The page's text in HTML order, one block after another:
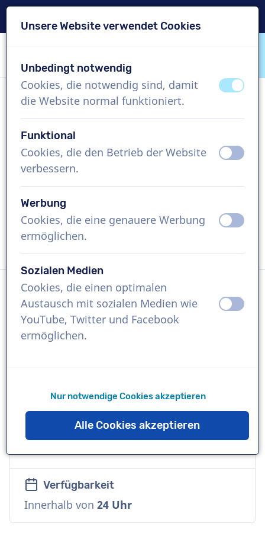
VoiceProductions
Michelle
US$ 274,95
Imagefilm , 1 - 250 Wörter
Projekt erstellen
Kostenlose Demo anfordern
Sprache
Englisch (Britisch)
Sprecher
Kommerziell, Junge, Verspielt, Urban,
Verfügbarkeit
Innerhalb von 24 Uhr
Unsere Website verwendet Cookies
Unbedingt notwendig
Cookies, die notwendig sind, damit
die Website normal funktioniert.
aus
an
Funktional
Cookies, die den Betrieb der Website
verbessern.
ausan
Werbung
Cookies, die eine genauere Werbung
ermöglichen.
ausan
Sozialen Medien
Cookies, die einen optimalen
Austausch mit sozialen Medien wie
YouTube, Twitter und Facebook
ermöglichen.
ausan
Nur notwendige Cookies akzeptieren
Alle Cookies akzeptieren